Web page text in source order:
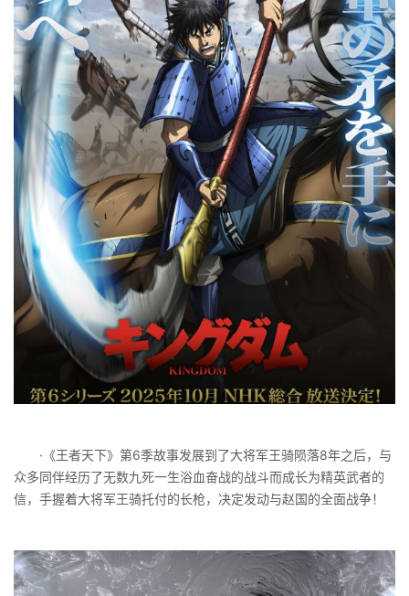
·《王者天下》第6季故事发展到了大将军王骑陨落8年之后，与
众多同伴经历了无数九死一生浴血奋战的战斗而成长为精英武者的
信，手握着大将军王骑托付的长枪，决定发动与赵国的全面战争！